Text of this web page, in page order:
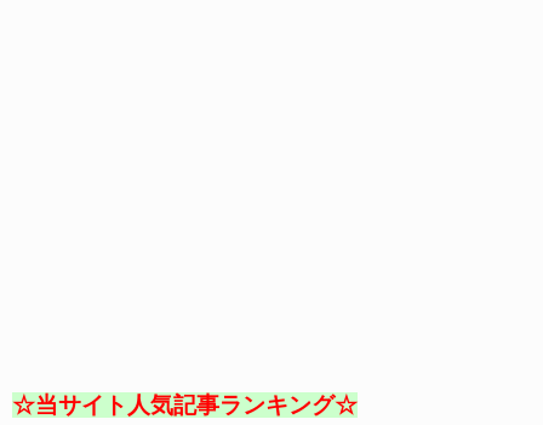
☆当サイト人気記事ランキング☆